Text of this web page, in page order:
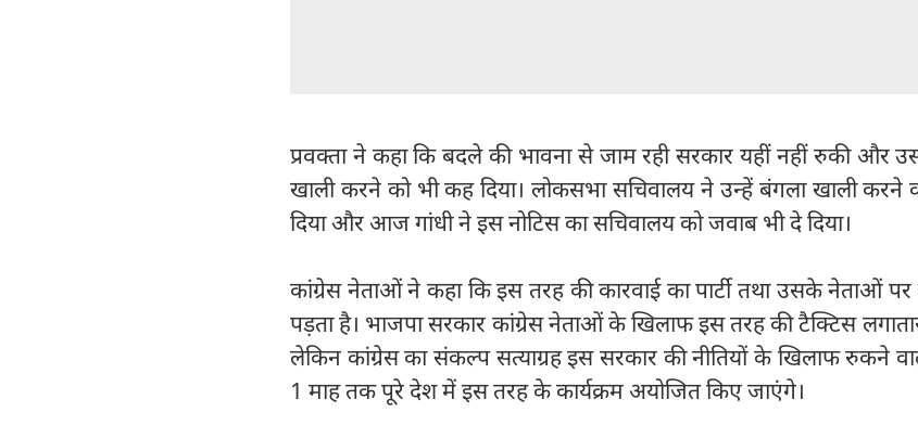
प्रवक्ता ने कहा कि बदले की भावना से जाम रही सरकार यहीं नहीं रुकी और
खाली करने को भी कह दिया। लोकसभा सचिवालय ने उन्हें बंगला खाली करने
दिया और आज गांधी ने इस नोटिस का सचिवालय को जवाब भी दे दिया।
कांग्रेस नेताओं ने कहा कि इस तरह की कारवाई का पार्टी तथा उसके नेताओं पर
पड़ता है। भाजपा सरकार कांग्रेस नेताओं के खिलाफ इस तरह की टैक्टिस
लेकिन कांग्रेस का संकल्प सत्याग्रह इस सरकार की नीतियों के खिलाफ रुकने
1 माह तक पूरे देश में इस तरह के कार्यक्रम अयोजित किए जाएंगे।